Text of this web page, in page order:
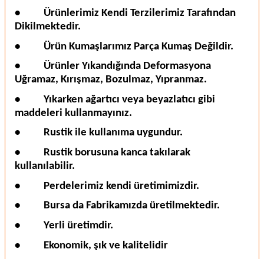
•
Ürünlerimiz Kendi Terzilerimiz Tarafından
Dikilmektedir.
•
Ürün Kumaşlarımız Parça Kumaş Değildir.
•
Ürünler Yıkandığında Deformasyona
Uğramaz, Kırışmaz, Bozulmaz, Yıpranmaz.
•
Yıkarken ağartıcı veya beyazlatıcı gibi
maddeleri kullanmayınız.
•
Rustik ile kullanıma uygundur.
•
Rustik borusuna kanca takılarak
kullanılabilir.
•
Perdelerimiz kendi üretimimizdir.
•
Bursa da Fabrikamızda üretilmektedir.
•
Yerli üretimdir.
•
Ekonomik, şık ve kalitelidir